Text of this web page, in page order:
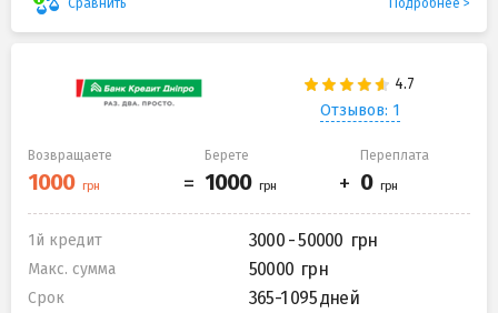
Сравнить
Отзывов: 1
Возвращаете Берете Переплата
1й кредит 3000 - 50000
Макс. сумма 50000
Срок 365-1 095 дней